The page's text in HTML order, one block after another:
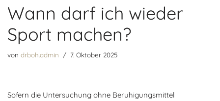
g
e
n
Wann darf ich wieder
Sport machen?
von drboh.admin 7. Oktober 2025
Sofern die Untersuchung ohne Beruhigungsmittel